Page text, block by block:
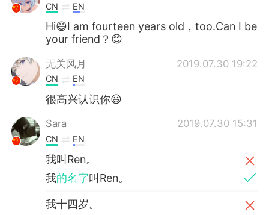
CN EN
Hi😄I am fourteen years old，too.Can I be
your friend？😊
无关风月 2019.07.30 19:22
CN EN
很高兴认识你😃
Sara 2019.07.30 15:31
CN EN
我叫Ren。
我的名字叫Ren。
我十四岁。